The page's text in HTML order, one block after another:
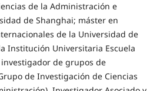
de la Administración e
de Shanghai; máster en
de la Universidad de
Institución Universitaria Escuela
de grupos de
de Investigación de Ciencias